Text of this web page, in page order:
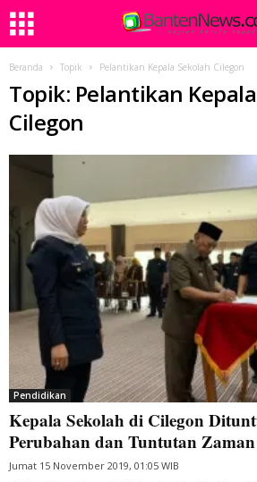
Beranda Topik Pelantikan Kepala Sekolah Cilegon
Topik: Pelantikan
Cilegon
Pendidikan
Kepala Sekolah di Cilegon
Perubahan dan Tuntutan Zaman
Jumat 15 November 2019, 01:05 WIB